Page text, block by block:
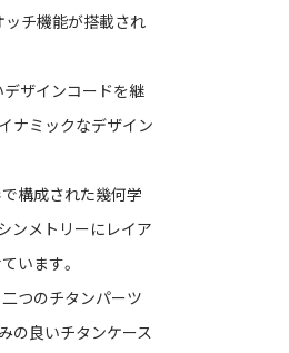
チ機能が搭載され
ザインコードを継
ナミックなデザイン
構成された幾何学
ンメトリーにレイア
います。
つのチタンパーツ
の良いチタンケース